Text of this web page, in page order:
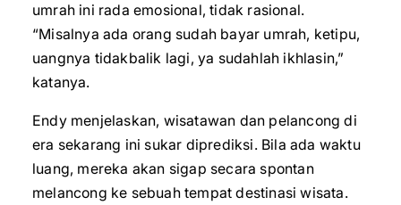
umrah ini rada emosional, tidak rasional.
“Misalnya ada orang sudah bayar umrah, ketipu,
uangnya tidakbalik lagi, ya sudahlah ikhlasin,”
katanya.
Endy menjelaskan, wisatawan dan pelancong di
era sekarang ini sukar diprediksi. Bila ada waktu
luang, mereka akan sigap secara spontan
melancong ke sebuah tempat destinasi wisata.